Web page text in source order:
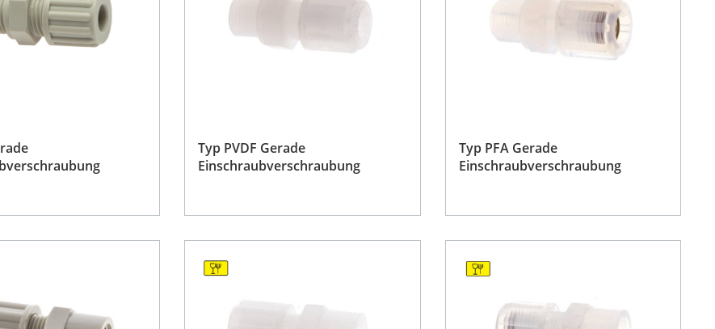
Typ PVDF Gerade
Einschraubverschraubung
Typ PFA Gerade
Einschraubverschraubung